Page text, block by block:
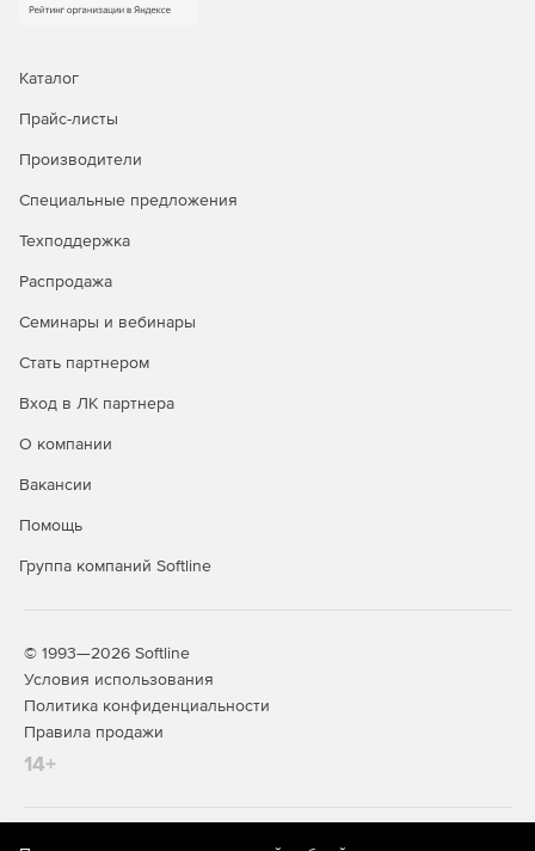
класса.
Интернет-Шлюз ИКС Стандарт
Функции ИКС Стандарт:
Защита сети.
Авторизация пользователей.
Интеграция с DLP и SIEM.
Специальные службы (встроены в
продукт и входят в его стоимость):
Почтовый сервер.
IP-телефония.
Дополнительные модули:
Антивирус Kaspersky.
Антиспам Kaspersky.
Каталог
Прайс-листы
Производители
Специальные предложения
Техподдержка
Распродажа
Семинары и вебинары
Стать партнером
Вход в ЛК партнера
О компании
Вакансии
Помощь
Группа компаний Softline
© 1993—2026 Softline
Условия использования
Политика конфиденциальности
Правила продажи
14+